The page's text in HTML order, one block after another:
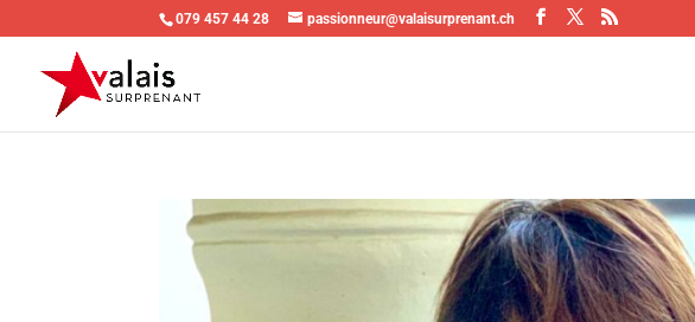
079 457 44 28 passionneur@valaisurprenant.ch